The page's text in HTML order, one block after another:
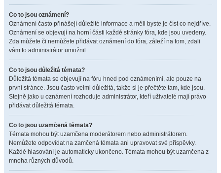
Co to jsou oznámení?
Oznámení často přinášejí důležité informace a měli byste je číst co nejdříve.
Oznámení se objevují na horní části každé stránky fóra, kde jsou uvedeny.
Zda můžete či nemůžete přidávat oznámení do fóra, záleží na tom, zdali
vám to administrátor umožnil.
Co to jsou důležitá témata?
Důležitá témata se objevují na fóru hned pod oznámeními, ale pouze na
první stránce. Jsou často velmi důležitá, takže si je přečtěte tam, kde jsou.
Stejně jako u oznámení rozhoduje administrátor, kteří uživatelé mají právo
přidávat důležitá témata.
Co to jsou uzamčená témata?
Témata mohou být uzamčena moderátorem nebo administrátorem.
Nemůžete odpovídat na zamčená témata ani upravovat své příspěvky.
Každé hlasování je automaticky ukončeno. Témata mohou být uzamčena z
mnoha různých důvodů.